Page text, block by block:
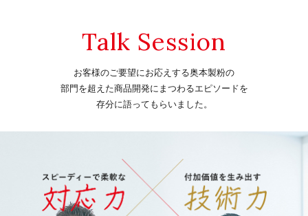
Talk Session
お客様のご要望にお応えする奥本製粉の
部門を超えた商品開発にまつわるエピソードを
存分に語ってもらいました。